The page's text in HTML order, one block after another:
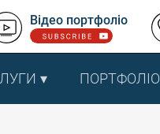
Відео портфоліо
ПОРТФОЛІО